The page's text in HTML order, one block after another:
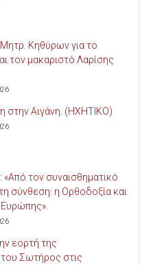
Κηθύρων για το
τον μακαριστό Λαρίσης
στην Αιγάνη. (ΗΧΗΤΙΚΟ)
τον συναισθηματικό
σύνθεση: η Ορθοδοξία και
Ευρώπης».
εορτή της
Σωτήρος στις